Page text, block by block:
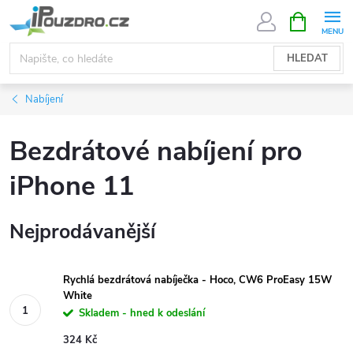
na
obsah
HLEDAT
NÁKUPNÍ
KOŠÍK
Nabíjení
Bezdrátové nabíjení pro
iPhone 11
Nejprodávanější
Rychlá bezdrátová nabíječka - Hoco, CW6 ProEasy 15W
White
Skladem - hned k odeslání
324 Kč